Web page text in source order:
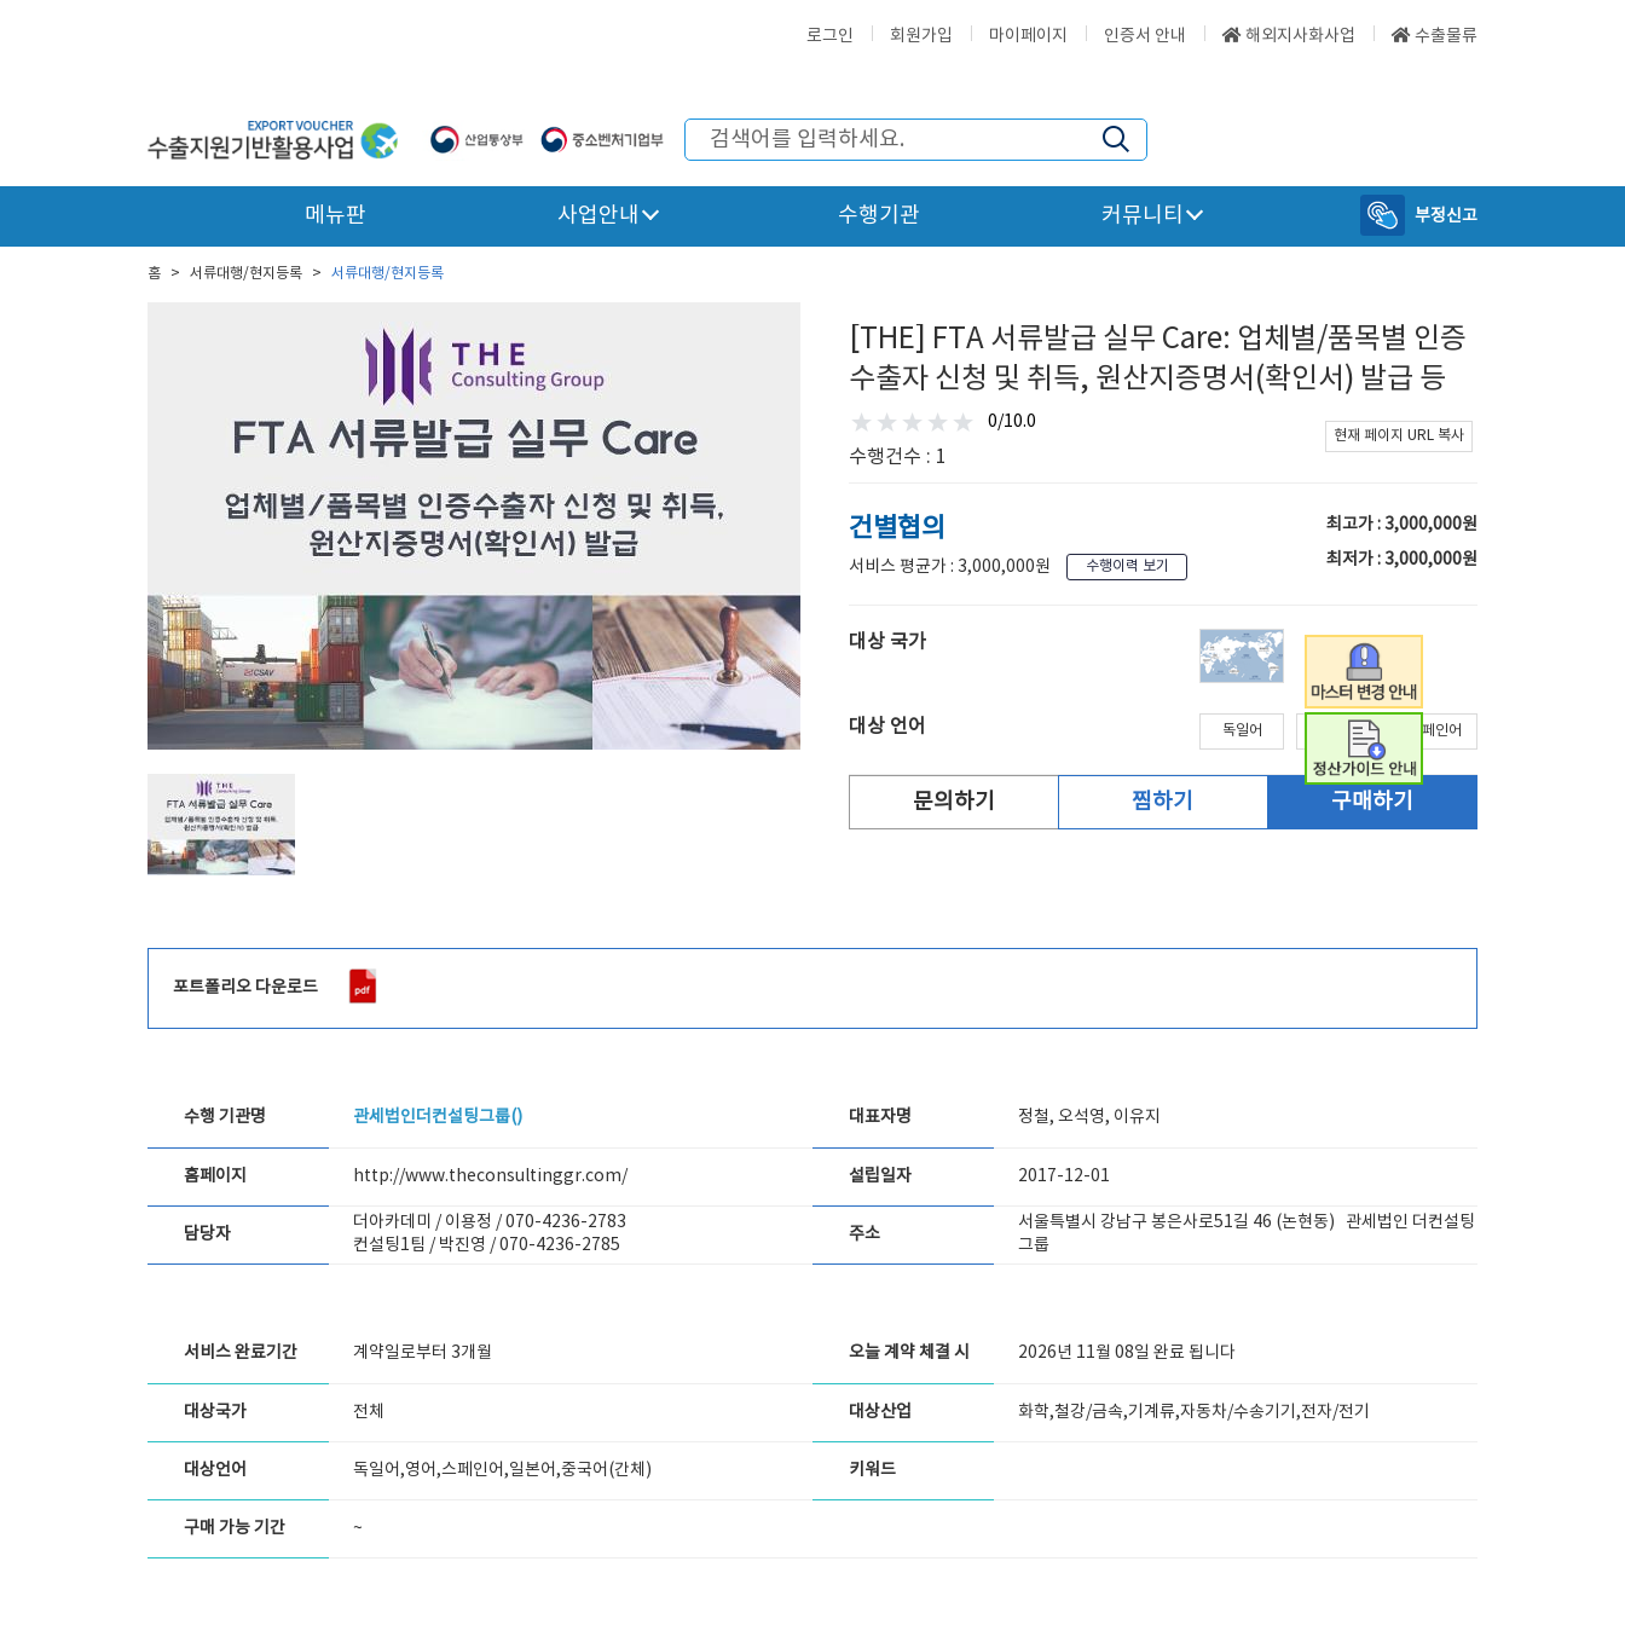
로그인 회원가입 마이페이지 인증서 안내 해외지사화사업 수출물류
메뉴판 사업안내 수행기관 커뮤니티 부정신고
홈 > 서류대행/현지등록 > 서류대행/현지등록
[THE] FTA 서류발급 실무 Care: 업체별/품목별 인증
수출자 신청 및 취득, 원산지증명서(확인서) 발급 등
0/10.0
수행건수 : 1
현재 페이지 URL 복사
건별협의
서비스 평균가 : 3,000,000원 수행이력 보기
최고가 : 3,000,000원
최저가 : 3,000,000원
대상 국가
대상 언어 독일어 스페인어
문의하기 찜하기 구매하기
포트폴리오 다운로드
수행 기관명 관세법인더컨설팅그룹() 대표자명 정철, 오석영, 이유지
홈페이지 http://www.theconsultinggr.com/ 설립일자 2017-12-01
담당자
더아카데미 / 이용정 /070-4236-2783
컨설팅1팀 / 박진영 /070-4236-2785
주소
서울특별시 강남구 봉은사로51길 46 (논현동) 관세법인 더컨설팅
그룹
서비스 완료기간 계약일로부터 3개월 오늘 계약 체결 시 2026년 11월 08일 완료 됩니다
대상국가 전체 대상산업 화학,철강/금속,기계류,자동차/수송기기,전자/전기
대상언어 독일어,영어,스페인어,일본어,중국어(간체) 키워드
구매 가능 기간 ~